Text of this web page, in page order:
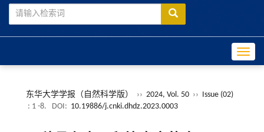
东华大学学报（自然科学版） ›› 2024, Vol. 50 ›› Issue (02)
: 1 -8.
DOI: 10.19886/j.cnki.dhdz.2023.0003